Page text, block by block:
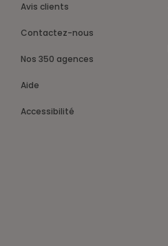
Avis clients
Contactez-nous
Nos 350 agences
Aide
Accessibilité